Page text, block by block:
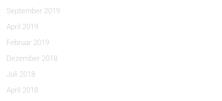
September 2019
April 2019
Februar 2019
Dezember 2018
Juli 2018
April 2018